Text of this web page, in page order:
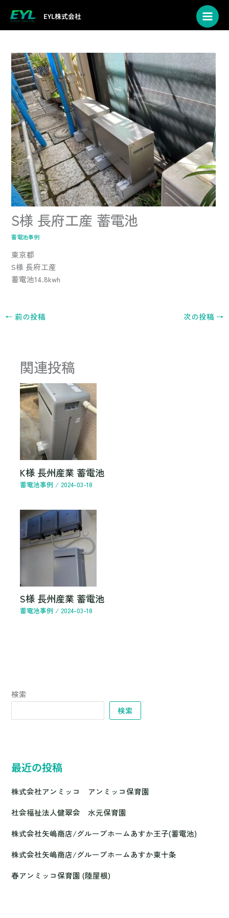
を
EYL株式会社
S様 長府工産 蓄電池
蓄電池事例
東京都
S様 長府工産
蓄電池14.8kwh
← 前の投稿 次の投稿 →
関連投稿
K様 長州産業 蓄電池
蓄電池事例 /2024-03-18
S様 長州産業 蓄電池
蓄電池事例 /2024-03-18
検索
検索
最近の投稿
株式会社アンミッコ アンミッコ保育園
社会福祉法人健翠会 水元保育園
株式会社矢嶋商店/グループホームあすか王子(蓄電池)
株式会社矢嶋商店/グループホームあすか東十条
春アンミッコ保育園 (陸屋根)